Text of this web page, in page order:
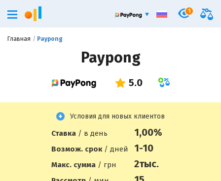
Главная Paypong
Paypong
Условия для новых клиентов
Ставка / в день 1,00%
Возмож. срок / дней 1-10
Макс. сумма / грн 2тыс.
1